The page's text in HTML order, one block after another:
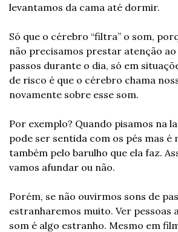
levantamos da cama até dormir.
Só que o cérebro “filtra” o som,
não precisamos prestar atenção ao
passos durante o dia, só em
de risco é que o cérebro chama
novamente sobre esse som.
Por exemplo? Quando pisamos na
pode ser sentida com os pés mas é
também pelo barulho que ela faz.
vamos afundar ou não.
Porém, se não ouvirmos sons de
estranharemos muito. Ver pessoas
som é algo estranho. Mesmo em